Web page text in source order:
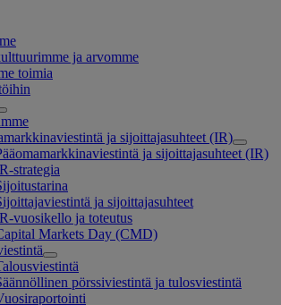
ja arvomme
toimia
ja sijoittajasuhteet (IR)
ja sijoittajasuhteet (IR)
strategia
ja sijoittajasuhteet
vuosikello ja toteutus
Markets Day (CMD)
pörssiviestintä ja tulosviestintä